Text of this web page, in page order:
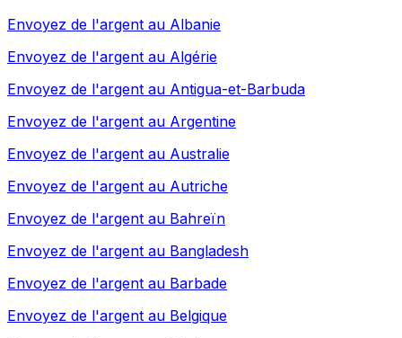
Envoyez de l'argent au Albanie
Envoyez de l'argent au Algérie
Envoyez de l'argent au Antigua-et-Barbuda
Envoyez de l'argent au Argentine
Envoyez de l'argent au Australie
Envoyez de l'argent au Autriche
Envoyez de l'argent au Bahreïn
Envoyez de l'argent au Bangladesh
Envoyez de l'argent au Barbade
Envoyez de l'argent au Belgique